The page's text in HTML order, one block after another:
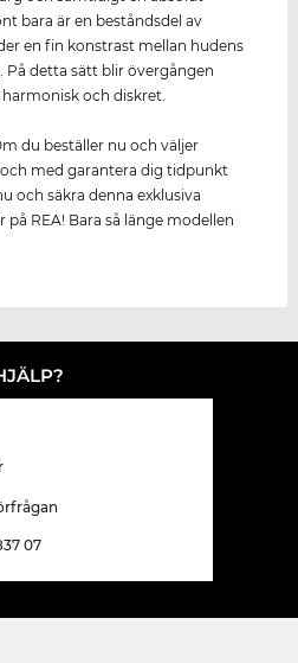
bara är en beståndsdel av
en fin konstrast mellan hudens
På detta sätt blir övergången
och diskret.
du beställer nu och väljer
med garantera dig tidpunkt
och säkra denna exklusiva
REA! Bara så länge modellen
07